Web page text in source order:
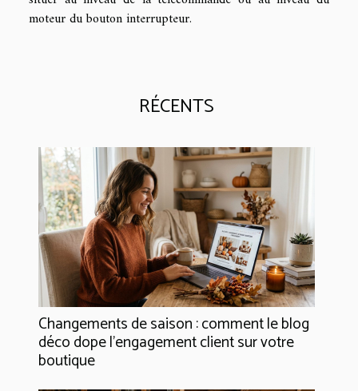
moteur du bouton interrupteur.
RÉCENTS
Changements de saison : comment le blog
déco dope l’engagement client sur votre
boutique